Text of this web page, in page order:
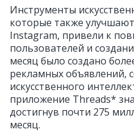
Инструменты
которые также
Instagram, привели к
пользователей и
месяц было создано
рекламных объявлений,
искусственного
приложение Threads*
достигнув почти 275
месяц.